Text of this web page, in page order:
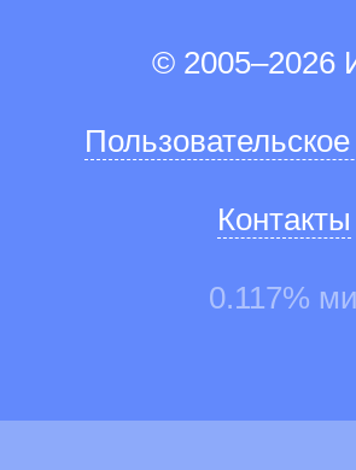
© 2005–2026
Контакты
0.117%